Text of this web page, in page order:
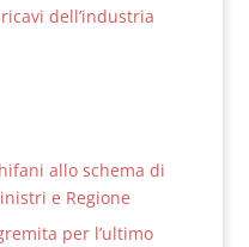
dell’industria
allo schema di
e Regione
per l’ultimo